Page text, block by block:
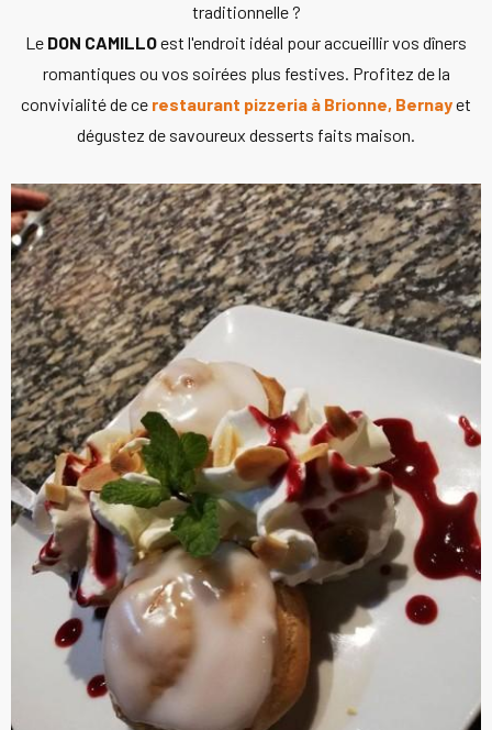
traditionnelle ?
Le DON CAMILLOest l'endroit idéal pour accueillir vos dîners
romantiques ou vos soirées plus festives. Profitez de la
convivialité de ce restaurant pizzeria à Brionne, Bernayet
dégustez de savoureux desserts faits maison.